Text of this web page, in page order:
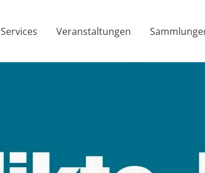
Services Veranstaltungen